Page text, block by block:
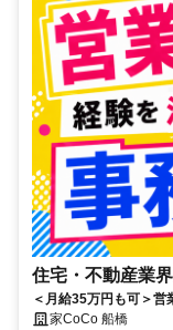
住宅・不動産業
＜月給35万円も可＞営
家CoCo 船橋